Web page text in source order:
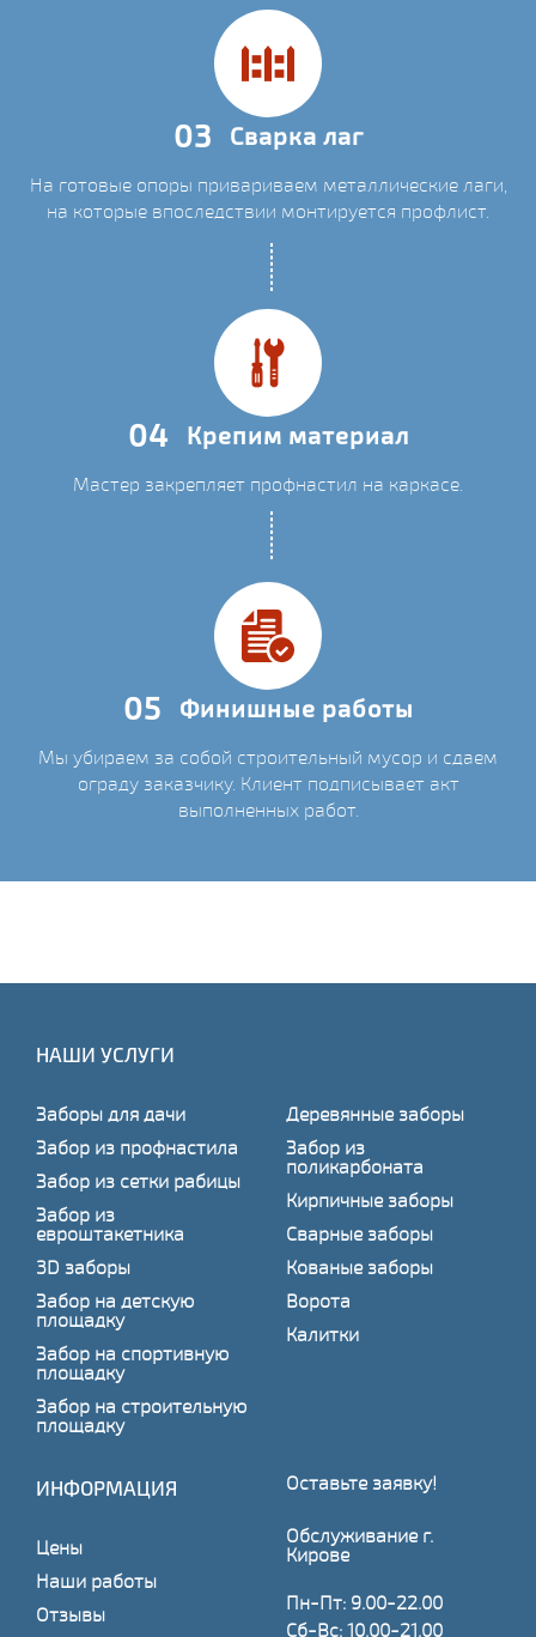
03 Сварка лаг
На готовые опоры привариваем металлические лаги,
на которые впоследствии монтируется профлист.
04 Крепим материал
Мастер закрепляет профнастил на каркасе.
05 Финишные работы
Мы убираем за собой строительный мусор и сдаем
ограду заказчику. Клиент подписывает акт
выполненных работ.
НАШИ УСЛУГИ
Заборы для дачи
Забор из профнастила
Забор из сетки рабицы
Забор из
евроштакетника
3D заборы
Забор на детскую
площадку
Забор на спортивную
площадку
Забор на строительную
площадку
Деревянные заборы
Забор из
поликарбоната
Кирпичные заборы
Сварные заборы
Кованые заборы
Ворота
Калитки
ИНФОРМАЦИЯ
Цены
Наши работы
Отзывы
Оставьте заявку!
Обслуживание г.
Кирове
Пн-Пт: 9.00-22.00
Сб-Вс: 10.00-21.00